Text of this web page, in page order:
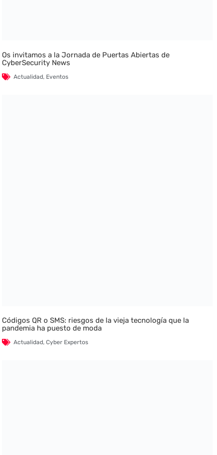
Os invitamos a la Jornada de Puertas Abiertas de
CyberSecurity News
Actualidad, Eventos
Códigos QR o SMS: riesgos de la vieja tecnología que la
pandemia ha puesto de moda
Actualidad,Cyber Expertos